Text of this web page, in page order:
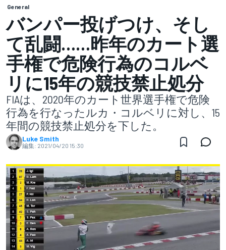
General
バンパー投げつけ、そし
て乱闘……昨年のカート選
手権で危険行為のコルベ
リに15年の競技禁止処分
FIAは、2020年のカート世界選手権で危険
行為を行なったルカ・コルベリに対し、15
年間の競技禁止処分を下した。
Luke Smith
編集: 2021/04/20 15:30